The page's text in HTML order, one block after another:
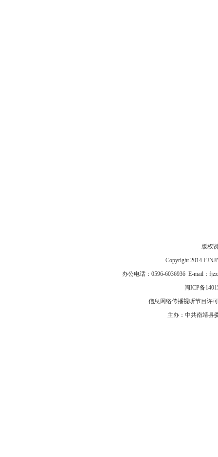
版权
Copyright 2014
办公电话：0596-6036936 E-mail：
闽ICP备
信息网络传播视听节目许
主办：中共南靖县